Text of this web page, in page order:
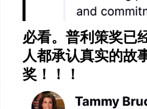
必看。普利策奖已
人都承认真实的故
奖！！！